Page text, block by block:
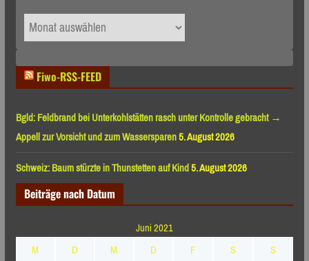
Archiv
nach
Fiwo-RSS-FEED
Bgld: Feldbrand bei Unterkohlstätten rasch unter Kontrolle gebracht →
Appell zur Vorsicht und zum Wassersparen5. August 2026
Schweiz: Baum stürzte in Thunstetten auf Kind5. August 2026
Beiträge nach Datum
Juni 2021
M
D M D F S
S